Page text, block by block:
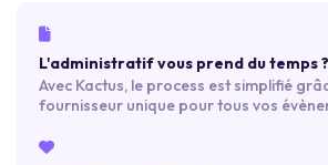
L'administratif vous prend du temps ?
Avec Kactus, le process est simplifié
fournisseur unique pour tous vos